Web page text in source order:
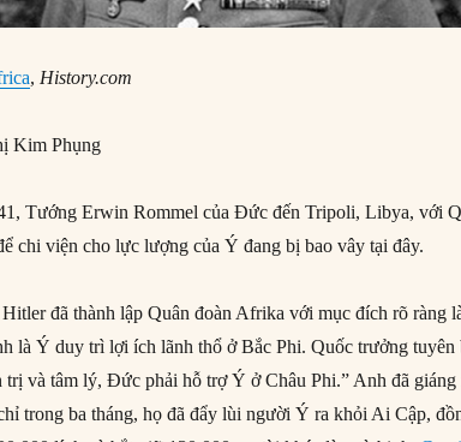
, History.com
Kim Phụng
Tướng Erwin Rommel của Đức đến Tripoli, Libya, với
chi viện cho lực lượng của Ý đang bị bao vây tại đây.
đã thành lập Quân đoàn Afrika với mục đích rõ ràng
là Ý duy trì lợi ích lãnh thổ ở Bắc Phi. Quốc trưởng tuyên
và tâm lý, Đức phải hỗ trợ Ý ở Châu Phi.” Anh đã giáng
trong ba tháng, họ đã đẩy lùi người Ý ra khỏi Ai Cập,